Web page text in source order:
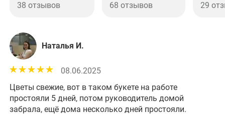
38 отзывов
68 отзывов
29
Наталья И.
08.06.2025
Цветы свежие, вот в таком букете на работе
простояли 5 дней, потом руководитель домой
забрала, ещё дома несколько дней простояли.